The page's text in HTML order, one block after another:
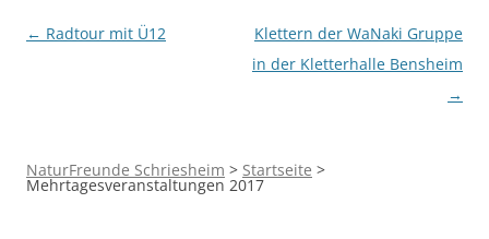
Beitragsnavigation
← Radtour mit Ü12
Klettern der WaNaki Gruppe
in der Kletterhalle Bensheim
→
NaturFreunde Schriesheim > Startseite >
Mehrtagesveranstaltungen 2017